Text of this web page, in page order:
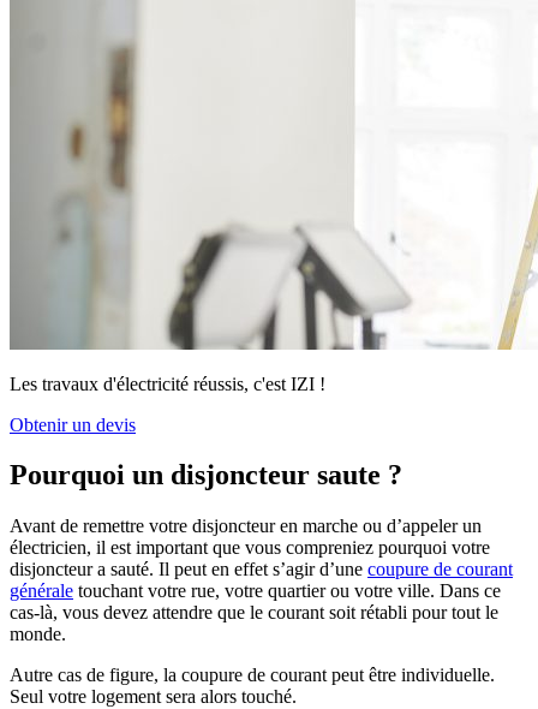
Les travaux d'électricité réussis, c'est IZI !
Obtenir un devis
Pourquoi un disjoncteur saute ?
Avant de remettre votre disjoncteur en marche ou d’appeler un
électricien, il est important que vous compreniez pourquoi votre
disjoncteur a sauté. Il peut en effet s’agir d’une coupure de courant
générale touchant votre rue, votre quartier ou votre ville. Dans ce
cas-là, vous devez attendre que le courant soit rétabli pour tout le
monde.
Autre cas de figure, la coupure de courant peut être individuelle.
Seul votre logement sera alors touché.